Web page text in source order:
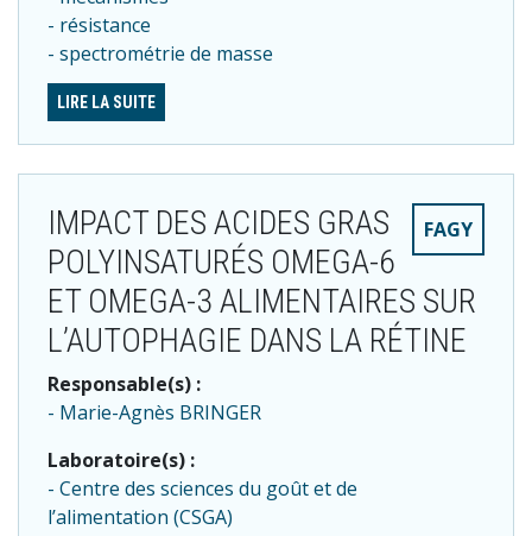
résistance
spectrométrie de masse
LIRE LA SUITE
FAGY
IMPACT DES ACIDES GRAS
POLYINSATURÉS OMEGA-6
ET OMEGA-3 ALIMENTAIRES SUR
L’AUTOPHAGIE DANS LA RÉTINE
Responsable(s) :
Marie-Agnès BRINGER
Laboratoire(s) :
Centre des sciences du goût et de
l’alimentation (CSGA)